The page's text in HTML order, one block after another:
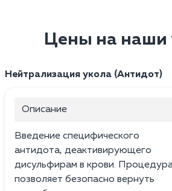
Цены на наши
Нейтрализация укола (Антидот)
Описание
Введение специфического
антидота, деактивирующего
дисульфирам в крови.
позволяет безопасно вернуть